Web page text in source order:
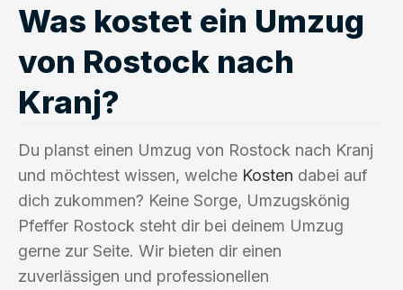
Was kostet ein Umzug
von Rostock nach
Kranj?
Du planst einen Umzug von Rostock nach Kranj
und möchtest wissen, welche Kosten dabei auf
dich zukommen? Keine Sorge, Umzugskönig
Pfeffer Rostock steht dir bei deinem Umzug
gerne zur Seite. Wir bieten dir einen
zuverlässigen und professionellen